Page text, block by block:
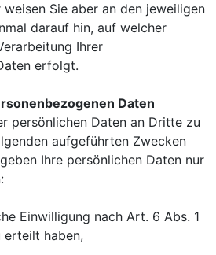
weisen Sie aber an den jeweiligen
darauf hin, auf welcher
Ihrer
erfolgt.
Daten
persönlichen Daten an Dritte zu
aufgeführten Zwecken
Ihre persönlichen Daten nur
Einwilligung nach Art. 6 Abs. 1
erteilt haben,